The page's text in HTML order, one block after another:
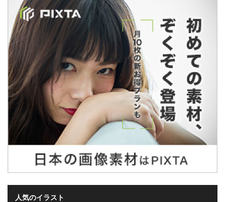
人気のイラスト